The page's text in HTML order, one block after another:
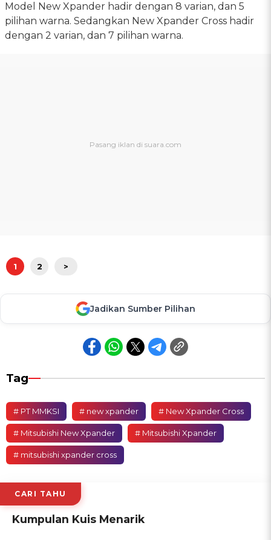
Model New Xpander hadir dengan 8 varian, dan 5
pilihan warna. Sedangkan New Xpander Cross hadir
dengan 2 varian, dan 7 pilihan warna.
1 2 >
Jadikan Sumber Pilihan
Tag
# PT MMKSI # new xpander # New Xpander Cross
# Mitsubishi New Xpander # Mitsubishi Xpander
# mitsubishi xpander cross
CARI TAHU
Kumpulan Kuis Menarik